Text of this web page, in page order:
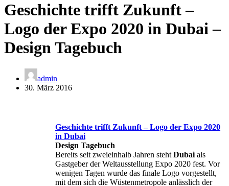
Geschichte trifft Zukunft –
Logo der Expo 2020 in Dubai –
Design Tagebuch
admin
30. März 2016
Geschichte trifft Zukunft – Logo der Expo 2020
in Dubai
Design Tagebuch
Bereits seit zweieinhalb Jahren steht Dubai als
Gastgeber der Weltausstellung Expo 2020 fest. Vor
wenigen Tagen wurde das finale Logo vorgestellt,
mit dem sich die Wüstenmetropole anlässlich der